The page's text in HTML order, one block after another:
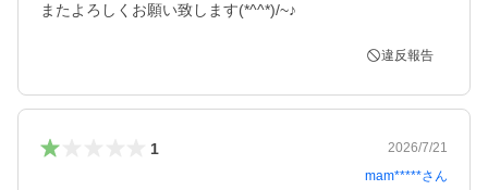
またよろしくお願い致します(*^^*)/~♪
違反報告
1
2026/7/21
mam*****さん